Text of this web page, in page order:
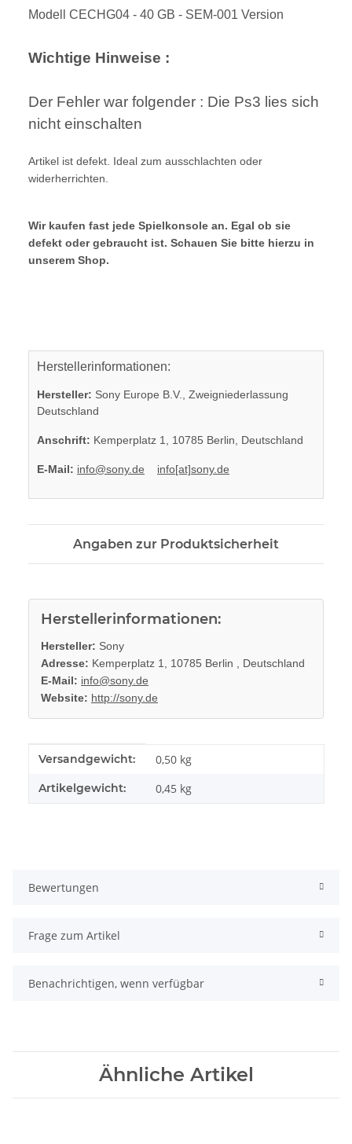
Modell CECHG04 - 40 GB - SEM-001 Version
Wichtige Hinweise :
Der Fehler war folgender : Die Ps3 lies sich
nicht einschalten
Artikel ist defekt. Ideal zum ausschlachten oder
widerherrichten.
Wir kaufen fast jede Spielkonsole an. Egal ob sie
defekt oder gebraucht ist. Schauen Sie bitte hierzu in
unserem Shop.
Herstellerinformationen:
Hersteller: Sony Europe B.V., Zweigniederlassung
Deutschland
Anschrift: Kemperplatz 1, 10785 Berlin, Deutschland
E-Mail: info@sony.de info[at]sony.de
Angaben zur Produktsicherheit
Herstellerinformationen:
Hersteller: Sony
Adresse: Kemperplatz 1, 10785 Berlin , Deutschland
E-Mail: info@sony.de
Website: http://sony.de
Produkteigenschaft
Wert
Versandgewicht: 0,50 kg
Artikelgewicht: 0,45 kg
Bewertungen
Frage zum Artikel
Benachrichtigen, wenn verfügbar
Ähnliche Artikel